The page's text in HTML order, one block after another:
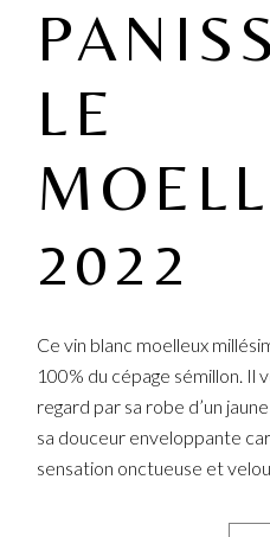
LE
2022
Ce vin blanc moelleux
100% du cépage sémillon. Il
regard par sa robe d’un
sa douceur enveloppante
sensation onctueuse et